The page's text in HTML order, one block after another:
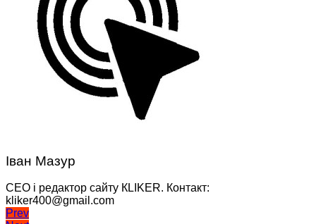
Іван Мазур
CEO і редактор сайту КLIKER. Контакт:
kliker400@gmail.com
Навігація
Prev